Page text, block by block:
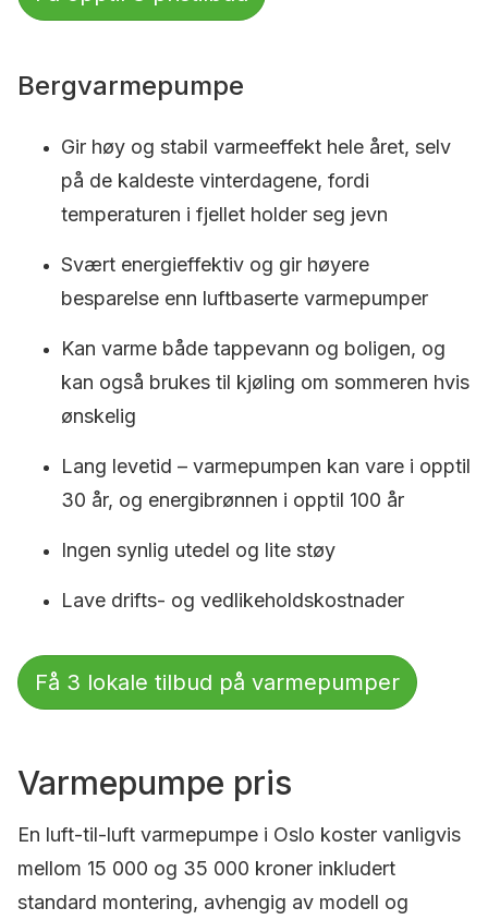
Bergvarmepumpe
Gir høy og stabil varmeeffekt hele året, selv
på de kaldeste vinterdagene, fordi
temperaturen i fjellet holder seg jevn
Svært energieffektiv og gir høyere
besparelse enn luftbaserte varmepumper
Kan varme både tappevann og boligen, og
kan også brukes til kjøling om sommeren hvis
ønskelig
Lang levetid – varmepumpen kan vare i opptil
30 år, og energibrønnen i opptil 100 år
Ingen synlig utedel og lite støy
Lave drifts- og vedlikeholdskostnader
Få 3 lokale tilbud på varmepumper
Varmepumpe pris
En luft-til-luft varmepumpe i Oslo koster vanligvis
mellom 15 000 og 35 000 kroner inkludert
standard montering, avhengig av modell og